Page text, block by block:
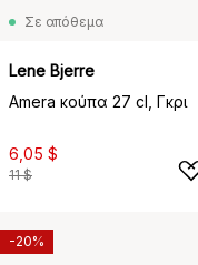
Σε απόθεμα
Lene Bjerre
Amera κούπα 27 cl, Γκρι
6,05 $
11 $
-20%